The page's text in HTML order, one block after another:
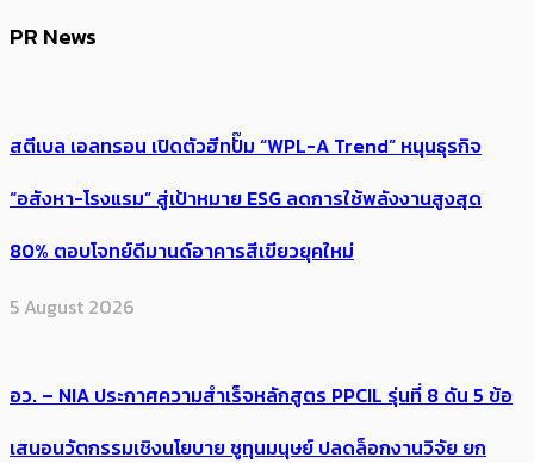
PR News
สตีเบล เอลทรอน เปิดตัวฮีทปั๊ม “WPL-A Trend” หนุนธุรกิจ
“อสังหา-โรงแรม” สู่เป้าหมาย ESG ลดการใช้พลังงานสูงสุด
80% ตอบโจทย์ดีมานด์อาคารสีเขียวยุคใหม่
5 August 2026
อว. – NIA ประกาศความสำเร็จหลักสูตร PPCIL รุ่นที่ 8 ดัน 5 ข้อ
เสนอนวัตกรรมเชิงนโยบาย ชูทุนมนุษย์ ปลดล็อกงานวิจัย ยก